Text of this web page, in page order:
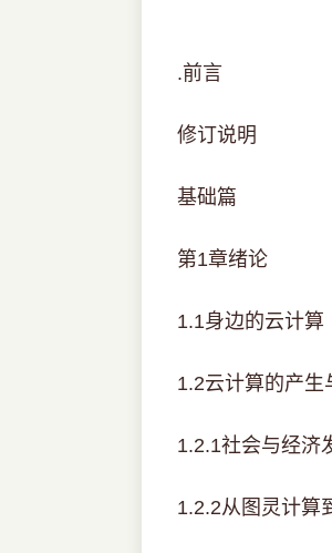
.前言
修订说明
基础篇
第1章绪论
1.1身边的云计算
1.2云计算的产生
1.2.1社会与经济
1.2.2从图灵计算